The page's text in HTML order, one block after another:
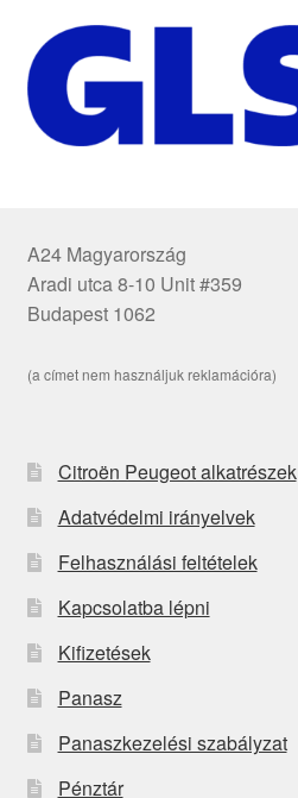
A24 Magyarország
Aradi utca 8-10 Unit #359
Budapest 1062
(a címet nem használjuk reklamációra)
Citroën Peugeot alkatrészek
Adatvédelmi irányelvek
Felhasználási feltételek
Kapcsolatba lépni
Kifizetések
Panasz
Panaszkezelési szabályzat
Pénztár